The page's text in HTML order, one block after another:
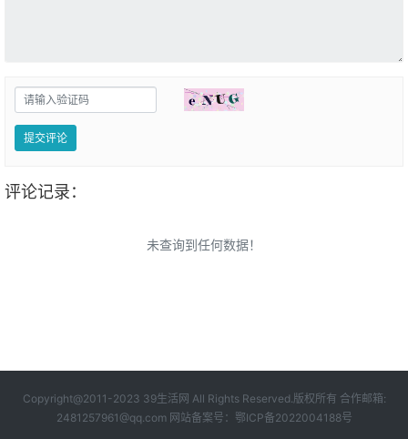
提交评论
评论记录：
未查询到任何数据！
Copyright@2011-2023 39生活网 All Rights Reserved.版权所有 合作邮箱:
2481257961@qq.com 网站备案号： 鄂ICP备2022004188号